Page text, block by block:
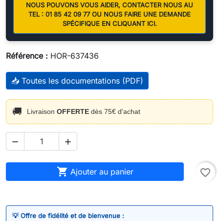
NOUS POUVONS VOUS AIDER, CONTACTER NOUS AU
TEL : 01 85 42 09 77 OU NOUS FAIRE UNE DEMANDE
SPÉCIFIQUE EN CLIQUANT ICI.
Référence : HOR-637436
📥 Toutes les documentations (PDF)
🚚 Livraison OFFERTE dès 75€ d'achat
 
 Ajouter au panier favorite_border
💡 Offre de fidélité et de bienvenue :